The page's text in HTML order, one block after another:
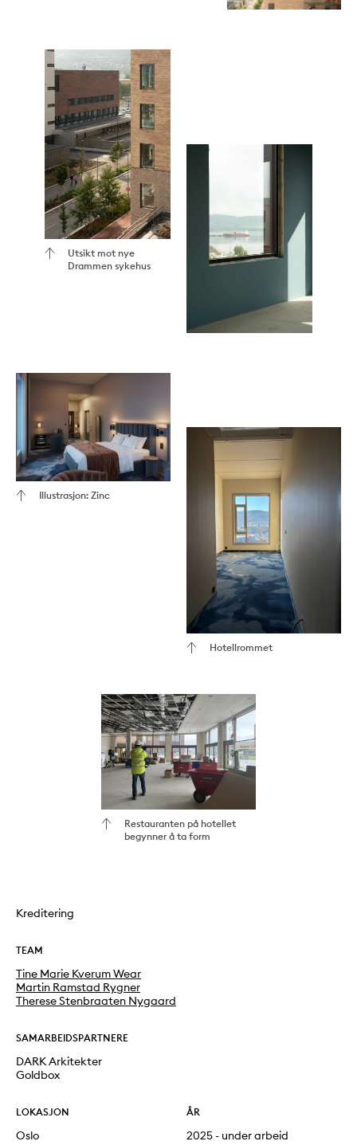
Utsikt mot nye
Drammen sykehus
Illustrasjon: Zinc
Hotellrommet
Restauranten på hotellet
begynner å ta form
Kreditering
TEAM
Tine Marie Kverum Wear
Martin Ramstad Rygner
Therese Stenbraaten Nygaard
SAMARBEIDSPARTNERE
DARK Arkitekter
Goldbox
LOKASJON
Oslo
ÅR
2025 - under arbeid